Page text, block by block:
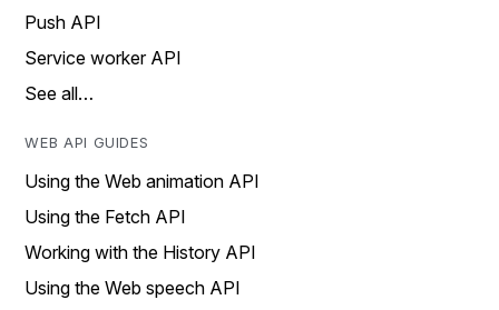
Push API
Service worker API
See all…
WEB API GUIDES
Using the Web animation API
Using the Fetch API
Working with the History API
Using the Web speech API